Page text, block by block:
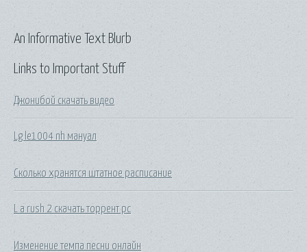
Links to Important Stuff
Джонибой скачать видео
Lg le1004 nh мануал
Сколько хранятся штатное расписание
L a rush 2 скачать торрент pc
Изменение темпа песни онлайн
An Informative Text Blurb